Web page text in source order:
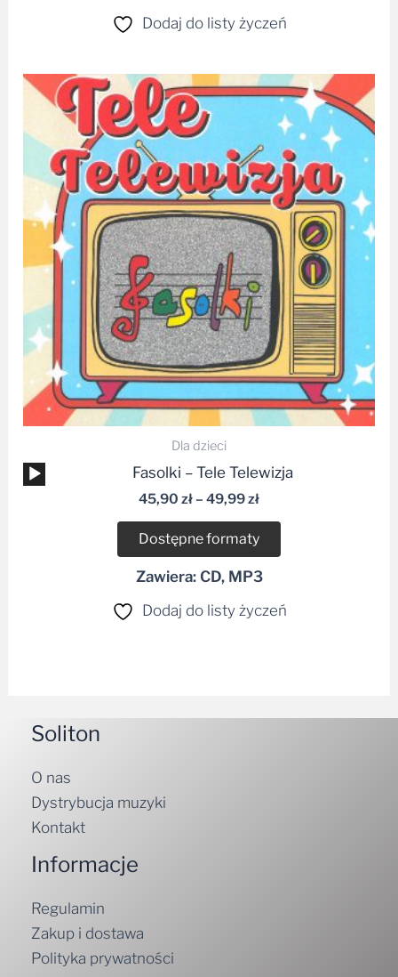
Dodaj do listy życzeń
Dla dzieci
Odtwarzacz
plików
dźwiękowych
Fasolki – Tele Telewizja
45,90 zł– 49,99zł
Zakres
cen:
45,90 zł
do
49,99 zł
Dostępne formaty
Zawiera: CD, MP3
Dodaj do listy życzeń
Soliton
O nas
Dystrybucja muzyki
Kontakt
Informacje
Regulamin
Zakup i dostawa
Polityka prywatności